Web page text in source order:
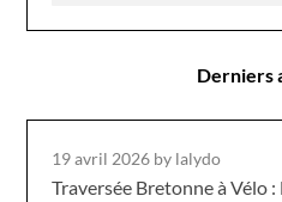
Derniers
19 avril 2026 by lalydo
Traversée Bretonne à Vélo